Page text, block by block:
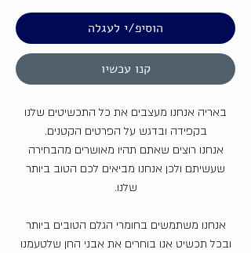
הוסיפ/י לעגלה
קנו עכשיו
באריה אנחנו מעצבים את כל התכשיטים שלנו
בקפידה ובדגש על הפרטים הקטנים.
אנחנו רוצים שאתם תהיו מאושרים מהבחירה
שעשיתם ולכן אנחנו מביאים לכם הטוב ביותר
שלנו.
אנחנו משתמשים בחומרי הגלם הטובים ביותר
ובכל תכשיט אנו בוחרים את אבני החן שלטעמנו